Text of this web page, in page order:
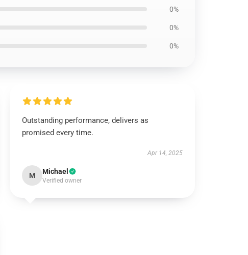
0%
0%
0%
Outstanding performance, delivers as
promised every time.
Apr 14, 2025
M Michael
Verified owner